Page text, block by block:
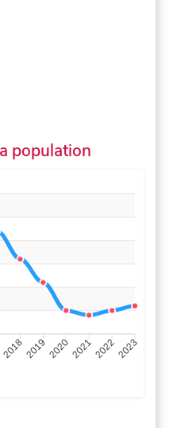
population
20182019 2020202120222023